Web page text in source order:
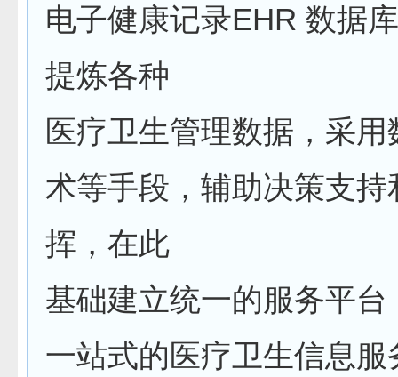
电子健康记录EHR 数据
提炼各种
医疗卫生管理数据，采
术等手段，辅助决策支持
挥，在此
基础建立统一的服务平台
一站式的医疗卫生信息服